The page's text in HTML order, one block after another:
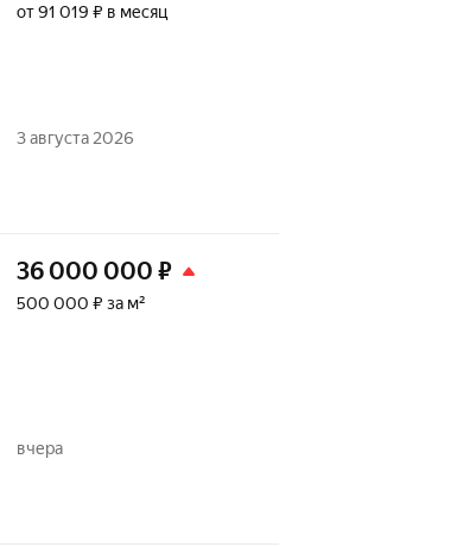
от 91 019 ₽ в месяц
3 августа 2026
36 000 000 ₽
500 000 ₽ за м²
вчера